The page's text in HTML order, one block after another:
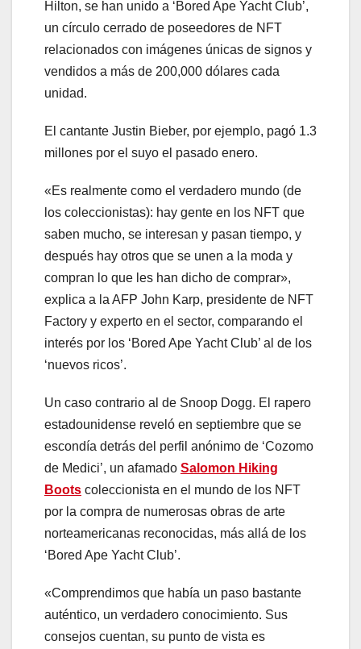
Hilton, se han unido a ‘Bored Ape Yacht Club’,
un círculo cerrado de poseedores de NFT
relacionados con imágenes únicas de signos y
vendidos a más de 200,000 dólares cada
unidad.
El cantante Justin Bieber, por ejemplo, pagó 1.3
millones por el suyo el pasado enero.
«Es realmente como el verdadero mundo (de
los coleccionistas): hay gente en los NFT que
saben mucho, se interesan y pasan tiempo, y
después hay otros que se unen a la moda y
compran lo que les han dicho de comprar»,
explica a la AFP John Karp, presidente de NFT
Factory y experto en el sector, comparando el
interés por los ‘Bored Ape Yacht Club’ al de los
‘nuevos ricos’.
Un caso contrario al de Snoop Dogg. El rapero
estadounidense reveló en septiembre que se
escondía detrás del perfil anónimo de ‘Cozomo
de Medici’, un afamado Salomon Hiking
Boots coleccionista en el mundo de los NFT
por la compra de numerosas obras de arte
norteamericanas reconocidas, más allá de los
‘Bored Ape Yacht Club’.
«Comprendimos que había un paso bastante
auténtico, un verdadero conocimiento. Sus
consejos cuentan, su punto de vista es